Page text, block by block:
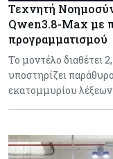
Τεχνητή
Qwen3.8-Max με
προγραμματισμού
Το μοντέλο διαθέτει
υποστηρίζει
εκατομμυρίου λέξεων